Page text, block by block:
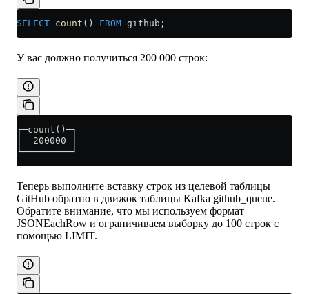
SELECT count () FROM github;
У вас должно получиться 200 000 строк:
┌─count()─┐
│  200000 │
└─────────┘
Теперь выполните вставку строк из целевой таблицы
GitHub обратно в движок таблицы Kafka github_queue.
Обратите внимание, что мы используем формат
JSONEachRow и ограничиваем выборку до 100 строк с
помощью LIMIT.